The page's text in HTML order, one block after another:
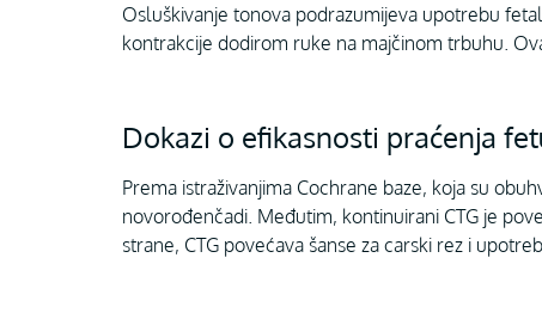
Osluškivanje tonova podrazumijeva upotrebu
kontrakcije dodirom ruke na majčinom trbuhu.
Dokazi o efikasnosti praćenja
Prema istraživanjima Cochrane baze, koja su
novorođenčadi. Međutim, kontinuirani CTG je
strane, CTG povećava šanse za carski rez i